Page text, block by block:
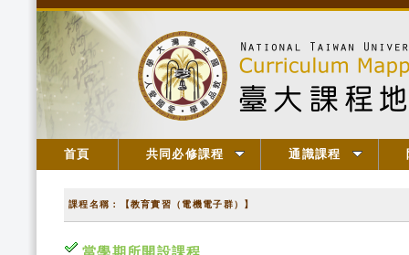
首頁 共同必修課程 通識課程
課程名稱：【教育實習（電機電子群）】
當學期所開設課程